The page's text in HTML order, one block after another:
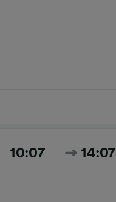
10:07 14:07